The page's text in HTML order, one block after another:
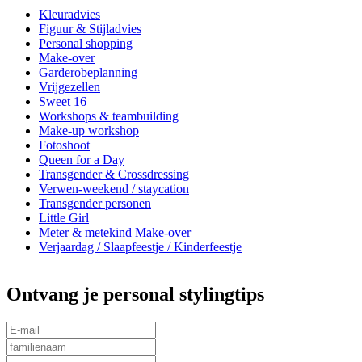
Kleuradvies
Figuur & Stijladvies
Personal shopping
Make-over
Garderobeplanning
Vrijgezellen
Sweet 16
Workshops & teambuilding
Make-up workshop
Fotoshoot
Queen for a Day
Transgender & Crossdressing
Verwen-weekend / staycation
Transgender personen
Little Girl
Meter & metekind Make-over
Verjaardag / Slaapfeestje / Kinderfeestje
Ontvang je personal stylingtips